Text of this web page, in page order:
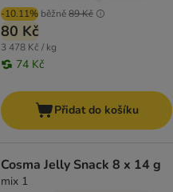
-10.11% běžně89 Kč
80 Kč
3 478 Kč / kg
74 Kč
Přidat do košíku
Cosma Jelly Snack 8 x 14 g
mix 1